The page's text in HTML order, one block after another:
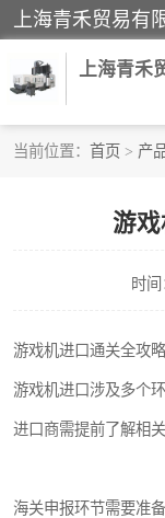
上海青禾
当前位置： 首页 > 产
游
时间
游戏机进口通关全攻略
游戏机进口涉及多个
进口商需提前了解相
海关申报环节需要准备
家用电器报关
国际灯具清关